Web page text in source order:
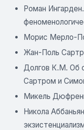
Роман
Морис Мерло-
Жан-Поль
Долгов К.М. Об
Сартром и
Микель
Никола